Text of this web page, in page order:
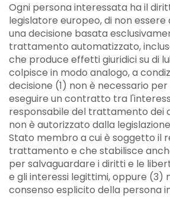
Ogni persona interessata ha il
legislatore europeo, di non
una decisione basata
trattamento automatizzato,
che produce effetti giuridici su di
colpisce in modo analogo, a
decisione (1) non è necessario
eseguire un contratto tra
responsabile del trattamento dei
non è autorizzato dalla
Stato membro a cui è soggetto il
trattamento e che stabilisce
per salvaguardare i diritti e le
e gli interessi legittimi, oppure (3)
consenso esplicito della persona